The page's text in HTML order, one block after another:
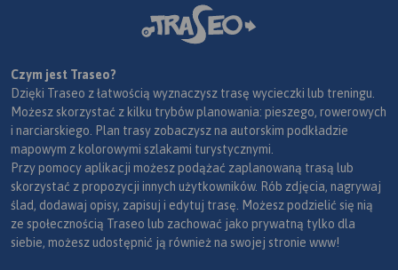
Czym jest Traseo?
Dzięki Traseo z łatwością wyznaczysz trasę wycieczki lub treningu.
Możesz skorzystać z kilku trybów planowania: pieszego, rowerowych
i narciarskiego. Plan trasy zobaczysz na autorskim podkładzie
mapowym z kolorowymi szlakami turystycznymi.
Przy pomocy aplikacji możesz podążać zaplanowaną trasą lub
skorzystać z propozycji innych użytkowników. Rób zdjęcia, nagrywaj
ślad, dodawaj opisy, zapisuj i edytuj trasę. Możesz podzielić się nią
ze społecznością Traseo lub zachować jako prywatną tylko dla
siebie, możesz udostępnić ją również na swojej stronie www!